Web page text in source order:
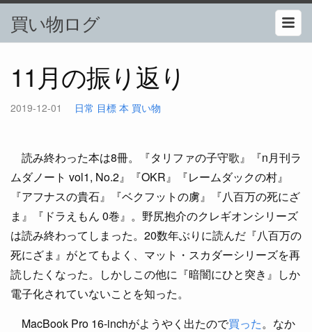
買い物ログ
11月の振り返り
2019-12-01 日常 目標 本 買い物
読み終わった本は8冊。『タリファの子守歌』『n月刊ラ
ムダノート vol1, No.2』『OKR』『レームダックの村』
『アフナスの貴石』『ベクフットの虜』『八百万の死にざ
ま』『ドラえもん 0巻』。野尻抱介のクレギオンシリーズ
は読み終わってしまった。20数年ぶりに読んだ『八百万の
死にざま』がとてもよく、マット・スカダーシリーズを再
読したくなった。しかしこの他に『暗闇にひと突き』しか
電子化されていないことを知った。
MacBook Pro 16-inchがようやく出たので買った。なか